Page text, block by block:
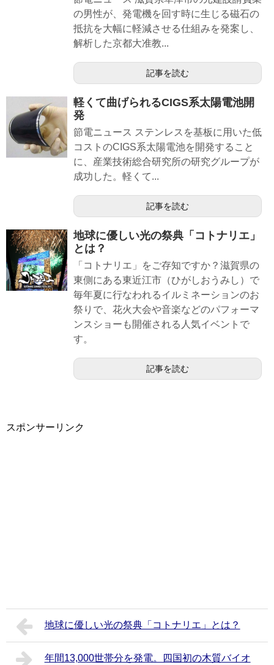
の男性が、発電機を回す時に生じる磁石の
抵抗を大幅に軽減させる仕組みを発案し、
解析した京都大准教...
記事を読む
軽くて曲げられるCIGS系太陽電池開
発
節電ニュース ステンレスを基板に用いた低
コストのCIGS系太陽電池を開発すること
に、産業技術総合研究所の研究グループが
成功した。軽くて...
記事を読む
地球に優しい光の祭典「コトナリエ」
とは？
「コトナリエ」をご存知ですか？滋賀県の
東側にある東近江市（ひがしおうみし）で
毎年夏に行なわれるイルミネーションのお
祭りで、花火大会や音楽などのパフォーマ
ンスショーも開催される人気イベントで
す。
記事を読む
スポンサーリンク
地球に優しい光の祭典「コトナリエ」とは？
年間13,000世帯分を発電。四国初の木質バイオ